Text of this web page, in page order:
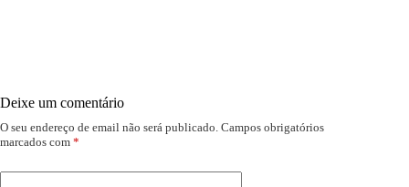
Deixe um comentário
O seu endereço de email não será publicado. Campos obrigatórios
marcados com *